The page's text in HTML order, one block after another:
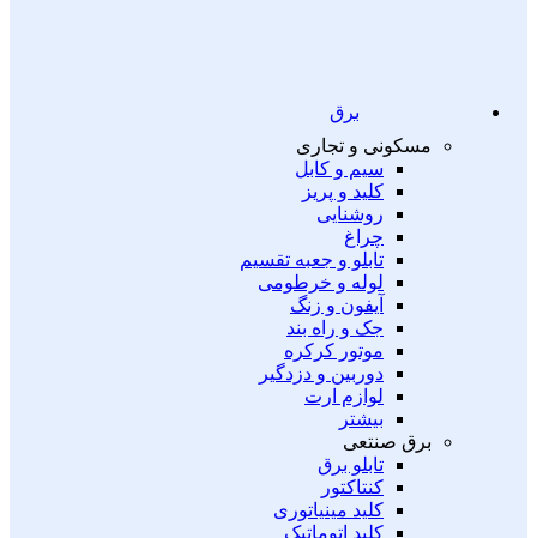
برق
مسکونی و تجاری
سیم و کابل
کلید و پریز
روشنایی
چراغ
تابلو و جعبه تقسیم
لوله و خرطومی
آیفون و زنگ
جک و راه بند
موتور کرکره
دوربین و دزدگیر
لوازم ارت
بیشتر
برق صنتعی
تابلو برق
کنتاکتور
کلید مینیاتوری
کلید اتوماتیک